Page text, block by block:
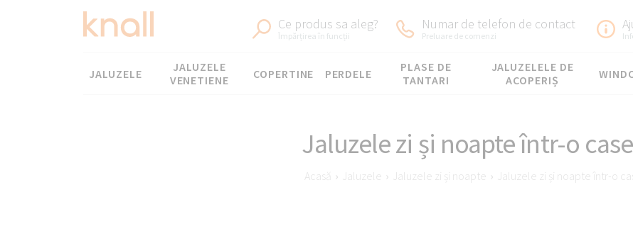
Ce produs sa aleg?
Împărțirea în funcții
Numar de telefon de contact
Preluare de comenzi
Meniul
JALUZELE
JALUZELE
VENETIENE
COPERTINE PERDELE
PLASE DE
TANTARI
JALUZELELE DE
ACOPERIȘ
Jaluzele zi și noapte într-o
Acasă › Jaluzele › Jaluzele zi și noapte › Jaluzele zi și noapte într-o